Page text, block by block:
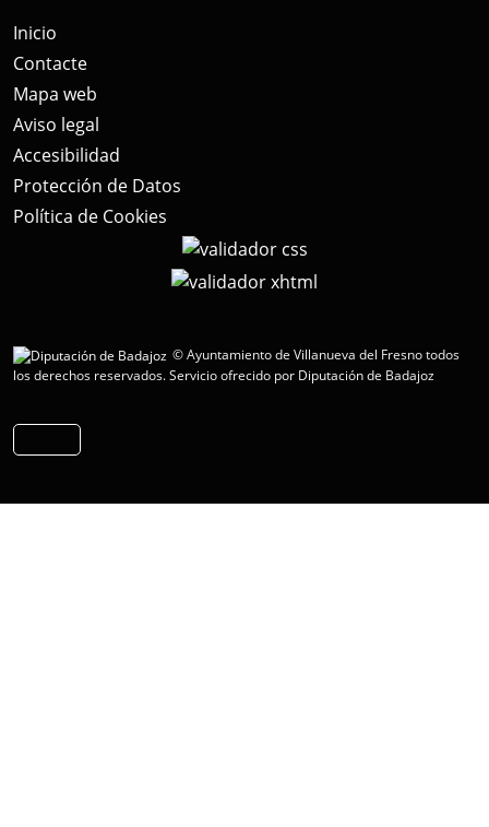
Inicio
Contacte
Mapa web
Aviso legal
Accesibilidad
Protección de Datos
Política de Cookies
© Ayuntamiento de Villanueva del Fresno todos
los derechos reservados.Servicio ofrecido por Diputación de Badajoz